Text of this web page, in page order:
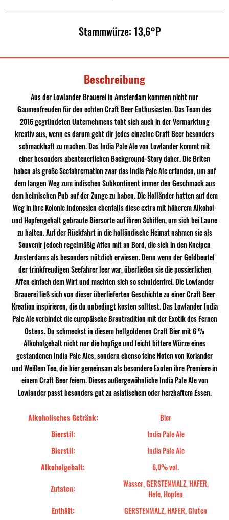
Stammwürze: 13,6°P
Beschreibung
Aus der Lowlander Brauerei in Amsterdam kommen nicht nur
Gaumenfreuden für den echten Craft Beer Enthusiasten. Das Team des
2016 gegründeten Unternehmens tobt sich auch in der Vermarktung
kreativ aus, wenn es darum geht dir jedes einzelne Craft Beer besonders
schmackhaft zu machen. Das India Pale Ale von Lowlander kommt mit
einer besonders abenteuerlichen Background-Story daher. Die Briten
haben als große Seefahrernation zwar das India Pale Ale erfunden, um auf
dem langen Weg zum indischen Subkontinent immer den Geschmack aus
dem heimischen Pub auf der Zunge zu haben. Die Holländer hatten auf dem
Weg in ihre Kolonie Indonesien ebenfalls diese extra mit höherem Alkohol-
und Hopfengehalt gebraute Biersorte auf ihren Schiffen, um sich bei Laune
zu halten. Auf der Rückfahrt in die holländische Heimat nahmen sie als
Souvenir jedoch regelmäßig Affen mit an Bord, die sich in den Kneipen
Amsterdams als besonders nützlich erwiesen. Denn wenn der Geldbeutel
der trinkfreudigen Seefahrer leer war, überließen sie die possierlichen
Affen einfach dem Wirt und machten sich so schuldenfrei. Die Lowlander
Brauerei ließ sich von dieser überlieferten Geschichte zu einer Craft Beer
Kreation inspirieren, die du unbedingt kosten solltest. Das Lowlander India
Pale Ale verbindet die europäische Brautradition mit der Exotik des Fernen
Ostens. Du schmeckst in diesem hellgoldenen Craft Bier mit 6 %
Alkoholgehalt nicht nur die hopfige und leicht bittere Würze eines
gestandenen India Pale Ales, sondern ebenso feine Noten von Koriander
und Weißem Tee, die hier gemeinsam als besondere Exoten ihre Premiere in
einem Craft Beer feiern. Dieses außergewöhnliche India Pale Ale von
Lowlander passt besonders gut zu asiatischem oder herzhaftem Essen.
Alkoholisches Getränk:
Bier
Bierstil:
India Pale Ale
Bierstil:
India Pale Ale
Alkoholgehalt:
6,0% vol.
Zutaten:
Wasser, GERSTENMALZ, HAFER,
Hefe, Hopfen
Enthält:
GERSTENMALZ, HAFER, Gluten